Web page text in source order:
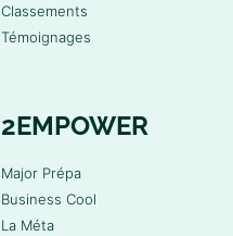
Classements
Témoignages
2EMPOWER
Major Prépa
Business Cool
La Méta